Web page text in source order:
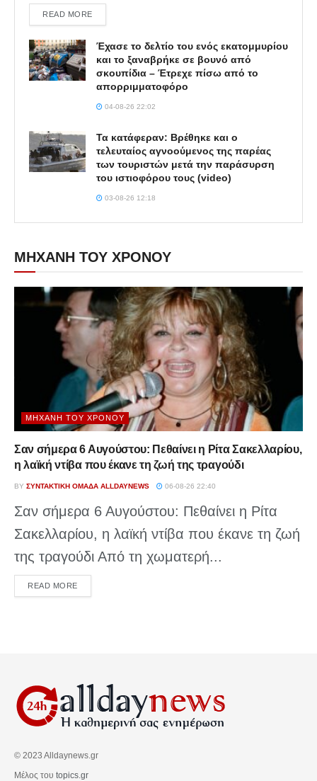
READ MOREDETAILS
Έχασε το δελτίο του ενός εκατομμυρίου
και το ξαναβρήκε σε βουνό από
σκουπίδια – Έτρεχε πίσω από το
απορριμματοφόρο
04-08-26 22:02
Τα κατάφεραν: Βρέθηκε και ο
τελευταίος αγνοούμενος της παρέας
των τουριστών μετά την παράσυρση
του ιστιοφόρου τους (video)
03-08-26 12:18
ΜΗΧΑΝΗ ΤΟΥ ΧΡΟΝΟΥ
ΜΗΧΑΝΉ ΤΟΥ ΧΡΌΝΟΥ
Σαν σήμερα 6 Αυγούστου: Πεθαίνει η Ρίτα Σακελλαρίου,
η λαϊκή ντίβα που έκανε τη ζωή της τραγούδι
BY ΣΥΝΤΑΚΤΙΚΉ ΟΜΆΔΑ ALLDAYNEWS 06-08-26 22:40
Σαν σήμερα 6 Αυγούστου: Πεθαίνει η Ρίτα
Σακελλαρίου, η λαϊκή ντίβα που έκανε τη ζωή
της τραγούδι Από τη χωματερή...
READ MOREDETAILS
© 2023 Alldaynews.gr
Μέλος του topics.gr